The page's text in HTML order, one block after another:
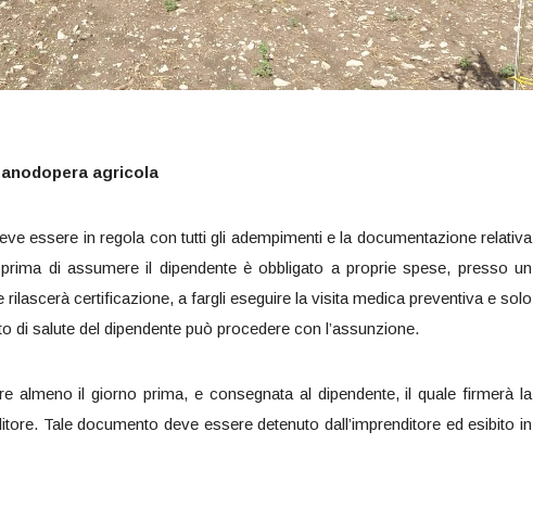
agricola
essere in regola con tutti gli adempimenti e la documentazione relativa
di assumere il dipendente è obbligato a proprie spese, presso un
rilascerà certificazione, a fargli eseguire la visita medica preventiva e solo
di salute del dipendente può procedere con l’assunzione.
almeno il giorno prima, e consegnata al dipendente, il quale firmerà la
Tale documento deve essere detenuto dall’imprenditore ed esibito in